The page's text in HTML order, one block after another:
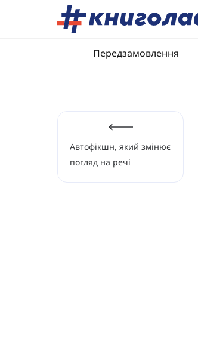
Передзамовлення
Автофікшн, який змінює
погляд на речі